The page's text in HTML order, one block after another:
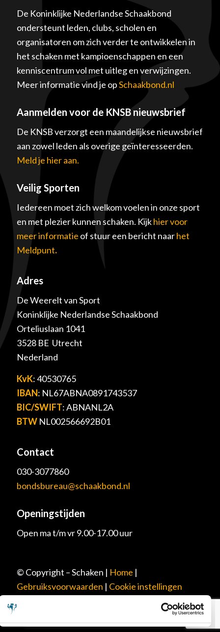
De Koninklijke Nederlandse Schaakbond
ondersteunt leden, clubs, scholen en
organisatoren om zich verder te ontwikkelen in
het schaken met kampioenschappen en een
kenniscentrum vol met uitleg en verwijzingen.
Meer informatie vind je opSchaakbond.nl
Aanmelden voor de KNSB nieuwsbrief
De KNSB verzorgt een maandelijkse nieuwsbrief
aan zowel leden als overige geïnteresseerden.
Meld je hier aan.
Veilig Sporten
Iedereen moet zich welkom voelen in onze sport
en met plezier kunnen schaken. Kijkhier voor
meer informatie of stuur een bericht naarhet
Meldpunt.
Adres
De Weerelt van Sport
Koninklijke Nederlandse Schaakbond
Orteliuslaan 1041
3528 BE Utrecht
Nederland
KvK: 40530765
IBAN: NL67ABNA0891743537
BIC/SWIFT: ABNANL2A
BTWNL002566692B01
Contact
030-3077860
bondsbureau@schaakbond.nl
Openingstijden
Open ma t/m vr 9.00-17.00 uur
© Copyright – Schaken | Home |
Gebruiksvoorwaarden | Cookie instellingen